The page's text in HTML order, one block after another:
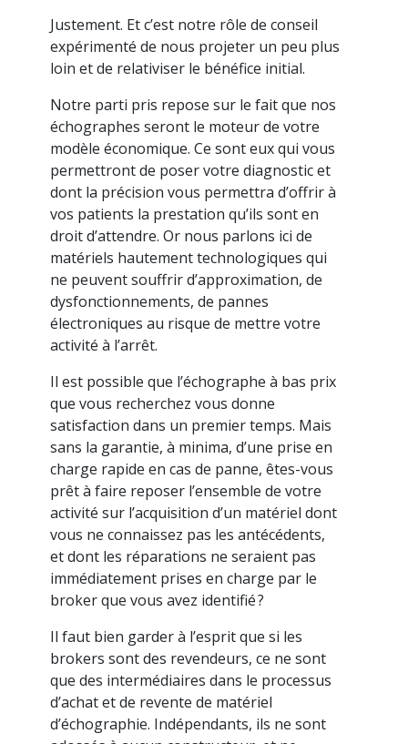
Justement. Et c’est notre rôle de conseil
expérimenté de nous projeter un peu plus
loin et de relativiser le bénéfice initial.
Notre parti pris repose sur le fait que nos
échographes seront le moteur de votre
modèle économique. Ce sont eux qui vous
permettront de poser votre diagnostic et
dont la précision vous permettra d’offrir à
vos patients la prestation qu’ils sont en
droit d’attendre. Or nous parlons ici de
matériels hautement technologiques qui
ne peuvent souffrir d’approximation, de
dysfonctionnements, de pannes
électroniques au risque de mettre votre
activité à l’arrêt.
Il est possible que l’échographe à bas prix
que vous recherchez vous donne
satisfaction dans un premier temps. Mais
sans la garantie, à minima, d’une prise en
charge rapide en cas de panne, êtes-vous
prêt à faire reposer l’ensemble de votre
activité sur l’acquisition d’un matériel dont
vous ne connaissez pas les antécédents,
et dont les réparations ne seraient pas
immédiatement prises en charge par le
broker que vous avez identifié ?
Il faut bien garder à l’esprit que si les
brokers sont des revendeurs, ce ne sont
que des intermédiaires dans le processus
d’achat et de revente de matériel
d’échographie. Indépendants, ils ne sont